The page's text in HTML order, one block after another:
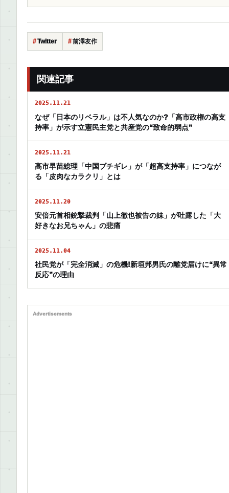
Twitter 前澤友作
関連記事
2025.11.21
なぜ「日本のリベラル」は不人気なのか?「高市政権の高支
持率」が示す立憲民主党と共産党の“致命的弱点”
2025.11.21
高市早苗総理「中国ブチギレ」が「超高支持率」につなが
る「皮肉なカラクリ」とは
2025.11.20
安倍元首相銃撃裁判「山上徹也被告の妹」が吐露した「大
好きなお兄ちゃん」の悲痛
2025.11.04
社民党が「完全消滅」の危機!新垣邦男氏の離党届けに“異常
反応”の理由
Advertisements